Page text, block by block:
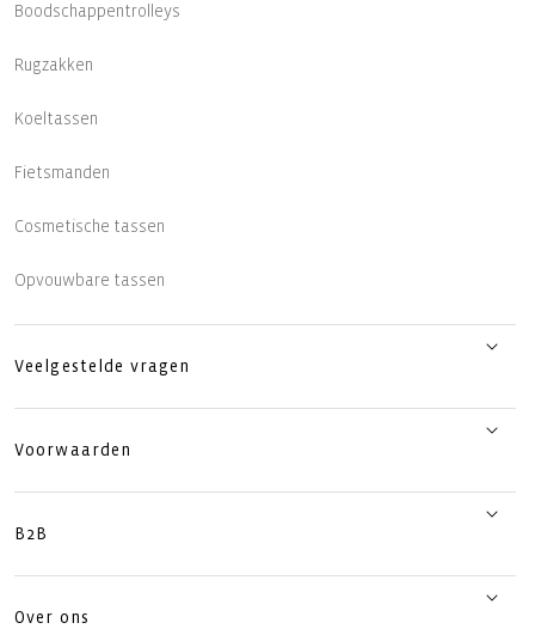
Boodschappentrolleys
Rugzakken
Koeltassen
Fietsmanden
Cosmetische tassen
Opvouwbare tassen
Veelgestelde vragen
Voorwaarden
B2B
Over ons